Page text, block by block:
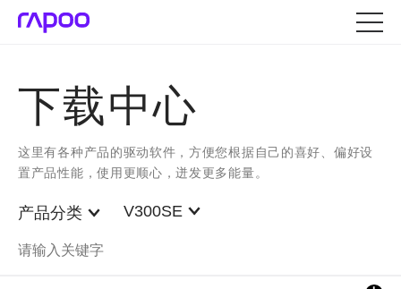
下载中心
这里有各种产品的驱动软件，方便您根据自己的喜好、偏好设
置产品性能，使用更顺心，迸发更多能量。
产品分类 V300SE